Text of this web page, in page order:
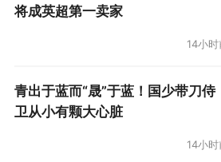
将成英超第一卖家
14小时
青出于蓝而“晟”于蓝！国少带刀侍
卫从小有颗大心脏
14小时